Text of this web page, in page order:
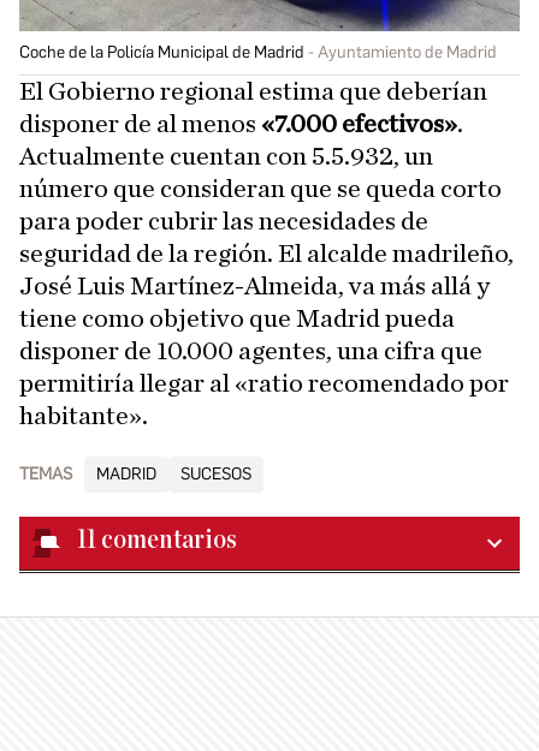
Coche de la Policía Municipal de Madrid Ayuntamiento de Madrid
El Gobierno regional estima que deberían
disponer de al menos «7.000 efectivos».
Actualmente cuentan con 5.5.932, un
número que consideran que se queda corto
para poder cubrir las necesidades de
seguridad de la región. El alcalde madrileño,
José Luis Martínez-Almeida, va más allá y
tiene como objetivo que Madrid pueda
disponer de 10.000 agentes, una cifra que
permitiría llegar al «ratio recomendado por
habitante».
TEMAS MADRID SUCESOS
11 comentarios